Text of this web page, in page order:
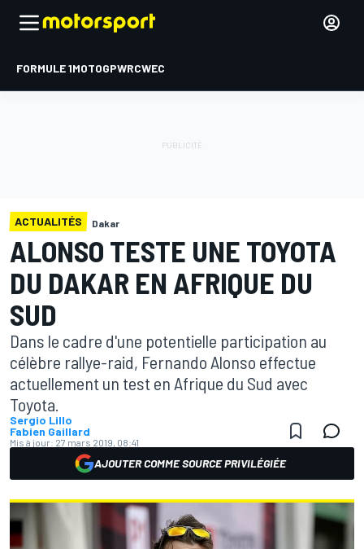
FORMULE 1MOTOGPWRCWEC
ACTUALITÉS Dakar
ALONSO TESTE UNE TOYOTA
DU DAKAR EN AFRIQUE DU
SUD
Dans le cadre d'une potentielle participation au
célèbre rallye-raid, Fernando Alonso effectue
actuellement un test en Afrique du Sud avec
Toyota.
Sergio Lillo
Fabien Gaillard
Mis à jour: 27 mars 2019, 08:41
AJOUTER COMME SOURCE PRIVILÉGIÉE